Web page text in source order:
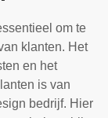
om te
klanten. Het
en het
is van
bedrijf. Hier